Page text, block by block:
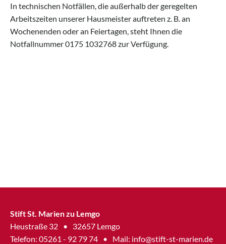
In technischen Notfällen, die außerhalb der geregelten
Arbeitszeiten unserer Hausmeister auftreten z. B. an
Wochenenden oder an Feiertagen, steht Ihnen die
Notfallnummer 0175 1032768 zur Verfügung.
Stift St. Marien zu Lemgo
Heustraße 32
•
32657 Lemgo
Telefon: 05261 - 92 79 74
• Mail: info@stift-st-marien.de